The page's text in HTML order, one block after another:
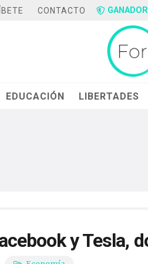
CONTACTO
EDUCACIÓN LIBERTADES
y Tesla,